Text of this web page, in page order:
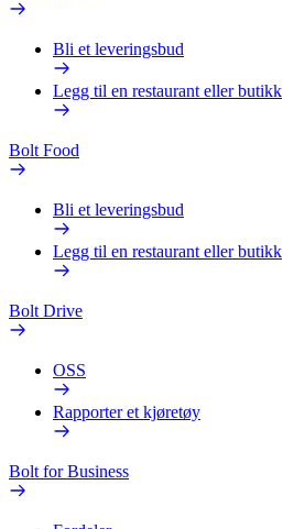
Bli et leveringsbud
Legg til en restaurant eller butikk
Bolt Food
Bli et leveringsbud
Legg til en restaurant eller butikk
Bolt Drive
OSS
Rapporter et kjøretøy
Bolt for Business